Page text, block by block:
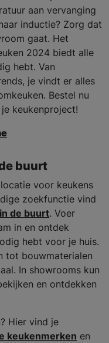
aan vervanging
inductie? Zorg dat
gaat. Het
2024 biedt alle
hebt. Van
je vindt er alles
Bestel nu
keukenproject!
buurt
voor keukens
zoekfunctie vind
de buurt. Voer
in en ontdek
hebt voor je huis.
tot bouwmaterialen
In showrooms kun
en ontdekken
Hier vind je
keukenmerken en